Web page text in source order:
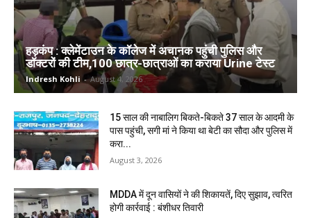
हड़कंप : क्लेमेंटाउन के कॉलेज में अचानक पहुंची पुलिस और
डॉक्टरों की टीम,100 छात्र-छात्राओं का कराया Urine टेस्ट
Indresh Kohli - August 4, 2026
15 साल की नाबालिग बिकते-बिकते 37 साल के आदमी के
पास पहुंची, सगी मां ने किया था बेटी का सौदा और पुलिस में
करा...
August 3, 2026
MDDA में दून वासियों ने की शिकायतें, दिए सुझाव, त्वरित
होगी कार्रवाई : बंशीधर तिवारी